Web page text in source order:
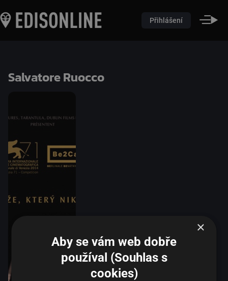
Přihlášení
Salvatore Ruocco
×
Aby se vám web dobře
používal (Souhlas s
cookies)